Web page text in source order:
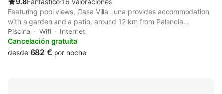
9.8Fantástico⋅16 valoraciones
Featuring pool views, Casa Villa Luna provides accommodation
with a garden and a patio, around 12 km from Palencia
Cathedral. This recently renovated villa is located 49 km from
Casa-Museo de Zorrilla and 10 km from Estación de Venta.
Piscina Wifi
Internet
Cancelación gratuita
desde 682 € por noche